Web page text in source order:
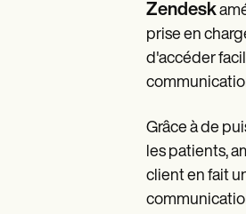
Zendesk
prise en
d'accéder
Grâce à de
les patients,
client en fait